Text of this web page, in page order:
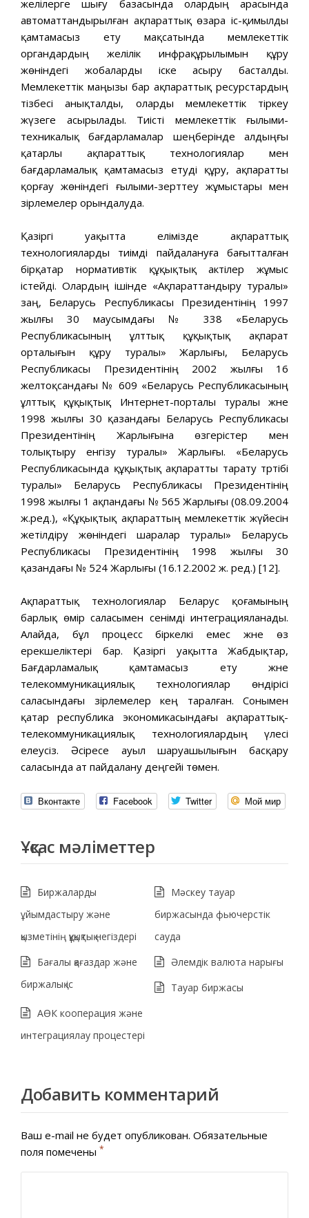
желілерге шығу базасында олардың арасында
автоматтандырылған ақпараттық өзара іс-қимылды
қамтамасыз ету мақсатында мемлекеттік
органдардың желілік инфрақұрылымын құру
жөніндегі жобаларды іске асыру басталды.
Мемлекеттік маңызы бар ақпараттық ресурстардың
тізбесі анықталды, оларды мемлекеттік тіркеу
жүзеге асырылады. Тиісті мемлекеттік ғылыми-
техникалық бағдарламалар шеңберінде алдыңғы
қатарлы ақпараттық технологиялар мен
бағдарламалық қамтамасыз етуді құру, ақпаратты
қорғау жөніндегі ғылыми-зерттеу жұмыстары мен
әзірлемелер орындалуда.
Қазіргі уақытта елімізде ақпараттық
технологияларды тиімді пайдалануға бағытталған
бірқатар нормативтік құқықтық актілер жұмыс
істейді. Олардың ішінде «Ақпараттандыру туралы»
заң, Беларусь Республикасы Президентінің 1997
жылғы 30 маусымдағы № 338 «Беларусь
Республикасының ұлттық құқықтық ақпарат
орталығын құру туралы» Жарлығы, Беларусь
Республикасы Президентінің 2002 жылғы 16
желтоқсандағы № 609 «Беларусь Республикасының
ұлттық құқықтық Интернет-порталы туралы және
1998 жылғы 30 қазандағы Беларусь Республикасы
Президентінің Жарлығына өзгерістер мен
толықтыру енгізу туралы» Жарлығы. «Беларусь
Республикасында құқықтық ақпаратты тарату тәртібі
туралы» Беларусь Республикасы Президентінің
1998 жылғы 1 ақпандағы № 565 Жарлығы (08.09.2004
ж.ред.), «Құқықтық ақпараттың мемлекеттік жүйесін
жетілдіру жөніндегі шаралар туралы» Беларусь
Республикасы Президентінің 1998 жылғы 30
қазандағы № 524 Жарлығы (16.12.2002 ж. ред.) [12].
Ақпараттық технологиялар Беларус қоғамының
барлық өмір саласымен сенімді интеграцияланады.
Алайда, бұл процесс біркелкі емес және өз
ерекшеліктері бар. Қазіргі уақытта Жабдықтар,
Бағдарламалық қамтамасыз ету және
телекоммуникациялық технологиялар өндірісі
саласындағы әзірлемелер кең таралған. Сонымен
қатар республика экономикасындағы ақпараттық-
телекоммуникациялық технологиялардың үлесі
елеусіз. Әсіресе ауыл шаруашылығын басқару
саласында ат пайдалану деңгейі төмен.
Вконтакте Facebook Twitter Мой мир
Ұқсас мәліметтер
Биржаларды
ұйымдастыру және
қызметінің құқықтық негіздері
Мәскеу тауар
биржасында фьючерстік
сауда
Бағалы қағаздар және
биржалық іс
Әлемдік валюта нарығы
Тауар биржасы
АӨК кооперация және
интеграциялау процестері
Добавить комментарий
Ваш e-mail не будет опубликован. Обязательные
поля помечены *